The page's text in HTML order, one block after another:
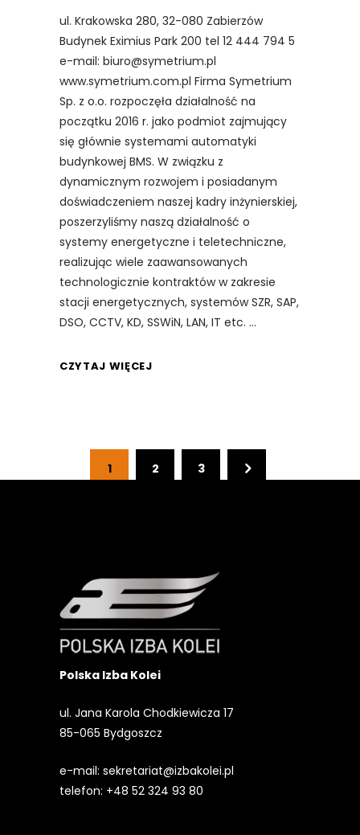
ul. Krakowska 280, 32-080 Zabierzów
Budynek Eximius Park 200 tel 12 444 794 5
e-mail: biuro@symetrium.pl
www.symetrium.com.pl Firma Symetrium
Sp. z o.o. rozpoczęła działalność na
początku 2016 r. jako podmiot zajmujący
się głównie systemami automatyki
budynkowej BMS. W związku z
dynamicznym rozwojem i posiadanym
doświadczeniem naszej kadry inżynierskiej,
poszerzyliśmy naszą działalność o
systemy energetyczne i teletechniczne,
realizując wiele zaawansowanych
technologicznie kontraktów w zakresie
stacji energetycznych, systemów SZR, SAP,
DSO, CCTV, KD, SSWiN, LAN, IT etc.
CZYTAJ WIĘCEJ
1 2 3
Polska Izba Kolei
ul. Jana Karola Chodkiewicza 17
85-065 Bydgoszcz
e-mail: sekretariat@izbakolei.pl
telefon: +48 52 324 93 80